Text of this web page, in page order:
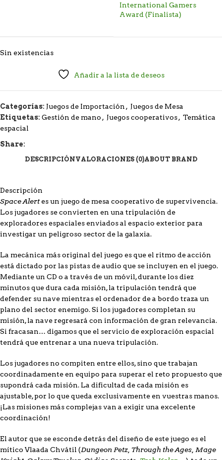
International Gamers
Award (Finalista)
Sin existencias
Añadir a la lista de deseos
Categorías: Juegos de Importación , Juegos de Mesa
Etiquetas: Gestión de mano , Juegos cooperativos, Temática
espacial
Share:
DESCRIPCIÓNVALORACIONES (0)ABOUT BRAND
Descripción
Space Alertes un juego de mesa cooperativo de supervivencia.
Los jugadores se convierten en una tripulación de
exploradores espaciales enviados al espacio exterior para
investigar un peligroso sector de la galaxia.
La mecánica más original del juego es que el ritmo de acción
está dictado por las pistas de audio que se incluyen en el juego.
Mediante un CD o a través de un móvil, durante los diez
minutos que dura cada misión, la tripulación tendrá que
defender su nave mientras el ordenador de a bordo traza un
plano del sector enemigo. Si los jugadores completan su
misión, la nave regresará con información de gran relevancia.
Si fracasan… digamos que el servicio de exploración espacial
tendrá que entrenar a una nueva tripulación.
Los jugadores no compiten entre ellos, sino que trabajan
coordinadamente en equipo para superar el reto propuesto que
supondrá cada misión. La dificultad de cada misión es
ajustable, por lo que queda exclusivamente en vuestras manos.
¡Las misiones más complejas van a exigir una excelente
coordinación!
El autor que se esconde detrás del diseño de este juego es el
mítico Vlaada Chvátil (Dungeon Petz, Through the Ages, Mage